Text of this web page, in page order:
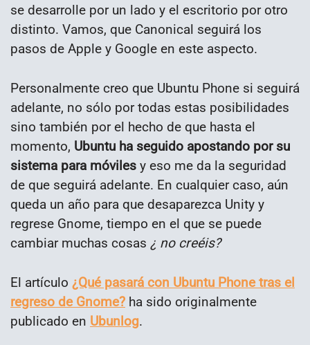
se desarrolle por un lado y el escritorio por otro
distinto. Vamos, que Canonical seguirá los
pasos de Apple y Google en este aspecto.
Personalmente creo que Ubuntu Phone si seguirá
adelante, no sólo por todas estas posibilidades
sino también por el hecho de que hasta el
momento, Ubuntu ha seguido apostando por su
sistema para móviles y eso me da la seguridad
de que seguirá adelante. En cualquier caso, aún
queda un año para que desaparezca Unity y
regrese Gnome, tiempo en el que se puede
cambiar muchas cosas ¿ no creéis?
El artículo ¿Qué pasará con Ubuntu Phone tras el
regreso de Gnome? ha sido originalmente
publicado en Ubunlog.